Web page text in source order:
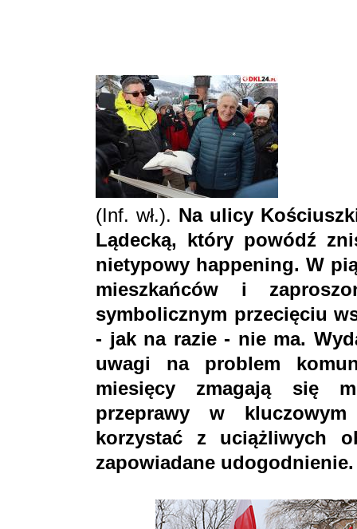
(Inf. wł.). Naulicy
Lądecką, który powódź
nietypowy happening. W
mieszkańców i
symbolicznym przecięciu
- jak na razie - nie ma.
uwagi na problem
miesięcy zmagają się
przeprawy w
korzystać z uciążliwych
zapowiadane udogodnienie.